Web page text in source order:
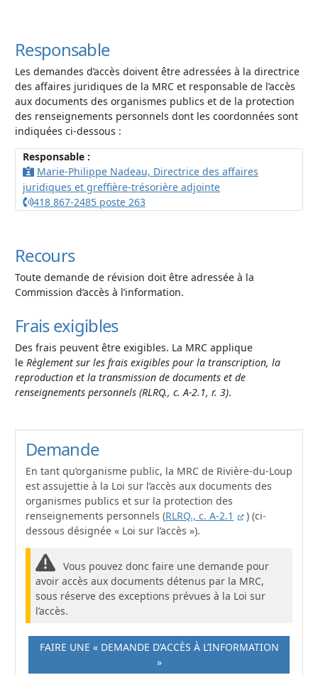
Responsable
Les demandes d’accès doivent être adressées à la directrice
des affaires juridiques de la MRC et responsable de l’accès
aux documents des organismes publics et de la protection
des renseignements personnels dont les coordonnées sont
indiquées ci-dessous :
Responsable :
Marie-Philippe Nadeau, Directrice des affaires
juridiques et greffière-trésorière adjointe
418 867-2485 poste 263
Recours
Toute demande de révision doit être adressée à la
Commission d’accès à l’information.
Frais exigibles
Des frais peuvent être exigibles. La MRC applique
le Règlement sur les frais exigibles pour la transcription, la
reproduction et la transmission de documents et de
renseignements personnels (RLRQ., c. A-2.1, r. 3).
Demande
En tant qu’organisme public, la MRC de Rivière-du-Loup
est assujettie à la Loi sur l’accès aux documents des
organismes publics et sur la protection des
renseignements personnels (RLRQ., c. A-2.1
) (ci-
dessous désignée « Loi sur l’accès »).
Vous pouvez donc faire une demande pour
avoir accès aux documents détenus par la MRC,
sous réserve des exceptions prévues à la Loi sur
l’accès.
FAIRE UNE « DEMANDE D’ACCÈS À L’INFORMATION
»